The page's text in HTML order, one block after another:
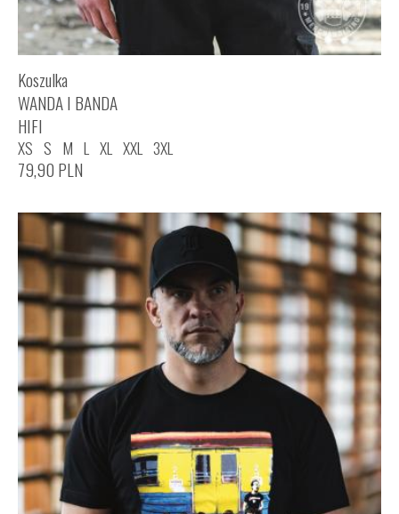
Koszulka
WANDA I BANDA
HIFI
XS S M L XL XXL 3XL
79,90 PLN